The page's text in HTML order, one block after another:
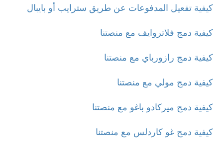
كيفية تفعيل المدفوعات عن طريق سترايب أو بايبال
كيفية دمج فلاتروايف مع منصتنا
كيفية دمج رازورباي مع منصتنا
كيفية دمج مولي مع منصتنا
كيفية دمج ميركادو باغو مع منصتنا
كيفية دمج غو كاردلس مع منصتنا